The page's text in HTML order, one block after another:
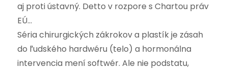
aj proti ústavný. Detto v rozpore s Chartou práv
EÚ…
Séria chirurgických zákrokov a plastík je zásah
do ľudského hardwéru (telo) a hormonálna
intervencia mení softwér. Ale nie podstatu,